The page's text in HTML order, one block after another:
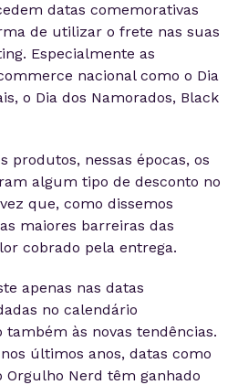
datas comemorativas
de utilizar o frete nas suas
Especialmente as
nacional como o Dia
o Dia dos Namorados, Black
produtos, nessas épocas, os
algum tipo de desconto no
que, como dissemos
maiores barreiras das
cobrado pela entrega.
apenas nas datas
no calendário
às novas tendências.
últimos anos, datas como
Orgulho Nerd têm ganhado